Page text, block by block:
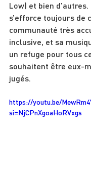
Low) et bien d’autres.
s’efforce toujours de
communauté très
inclusive, et sa
un refuge pour tous
souhaitent être eux-
jugés.
https://youtu.be/
si=NjCPnXgoaHoRVxgs